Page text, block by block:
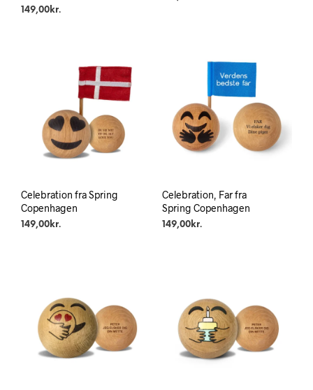
149,00 kr.
Celebration fra Spring
Copenhagen
149,00 kr.
Celebration, Far fra
Spring Copenhagen
149,00kr.